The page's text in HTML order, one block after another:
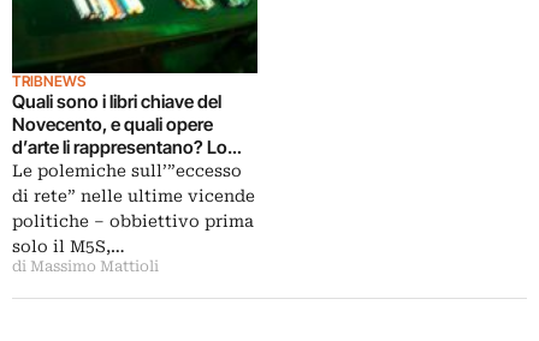
TRIBNEWS
Quali sono i libri chiave del
Novecento, e quali opere
d’arte li rappresentano? Lo
decide internet, e poi a Perugia
parte la mostra “L’arte è un
romanzo”: ecco le immagini…
Le polemiche sull’”eccesso
di rete” nelle ultime vicende
politiche – obbiettivo prima
solo il M5S,…
di Massimo Mattioli